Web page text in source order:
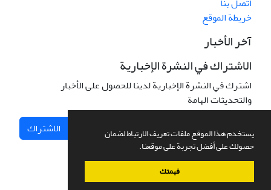
يستخدم هذا الموقع ملفات تعريف الارتباط لضمان
حصولك على أفضل تجربة على موقعنا.
فهمتك
خريطة الموقع
آخر الأخبار
الاشتراك في النشرة الإخبارية
اشترك في النشرة الإخبارية لدينا للحصول على الأخبار
والتحديثات الهامة
الاشتراك
نظام إدارة المجلات.صمم بواسطةسیناوب